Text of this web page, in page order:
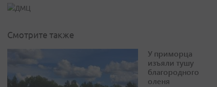
Смотрите также
У приморца
изъяли тушу
благородного
оленя